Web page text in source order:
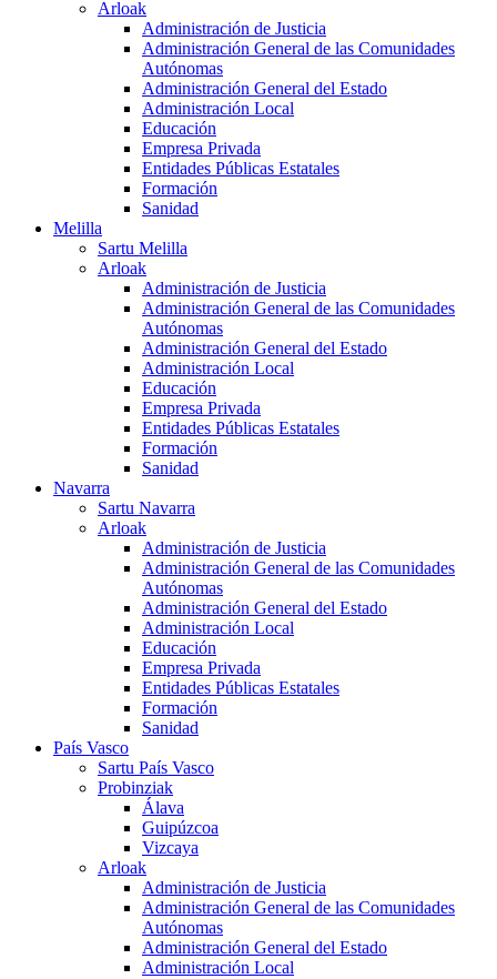
Arloak
Administración de Justicia
Administración General de las Comunidades
Autónomas
Administración General del Estado
Administración Local
Educación
Empresa Privada
Entidades Públicas Estatales
Formación
Sanidad
Melilla
Sartu Melilla
Arloak
Administración de Justicia
Administración General de las Comunidades
Autónomas
Administración General del Estado
Administración Local
Educación
Empresa Privada
Entidades Públicas Estatales
Formación
Sanidad
Navarra
Sartu Navarra
Arloak
Administración de Justicia
Administración General de las Comunidades
Autónomas
Administración General del Estado
Administración Local
Educación
Empresa Privada
Entidades Públicas Estatales
Formación
Sanidad
País Vasco
Sartu País Vasco
Probinziak
Álava
Guipúzcoa
Vizcaya
Arloak
Administración de Justicia
Administración General de las Comunidades
Autónomas
Administración General del Estado
Administración Local